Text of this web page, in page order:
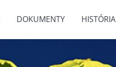
DOKUMENTY HISTÓRIA